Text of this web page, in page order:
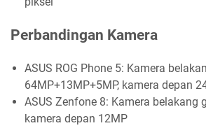
Perbandingan Kamera
ASUS ROG Phone 5: Kamera
64MP+13MP+5MP, kamera depan
ASUS Zenfone 8: Kamera belakang
kamera depan 12MP